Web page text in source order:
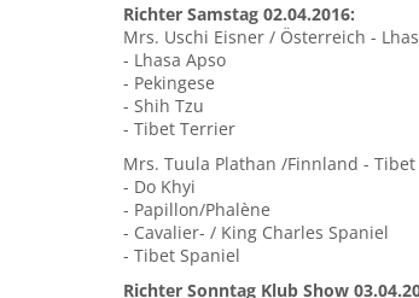
Richter Samstag 02.04.2016:
Mrs. Uschi Eisner /
-
-
-
-
Mrs. Tuula Plathan /Finnland -
- Do Khyi
- Papillon/Phalène
- Cavalier- / King Charles Spaniel
- Tibet Spaniel
Richter Sonntag Klub Show